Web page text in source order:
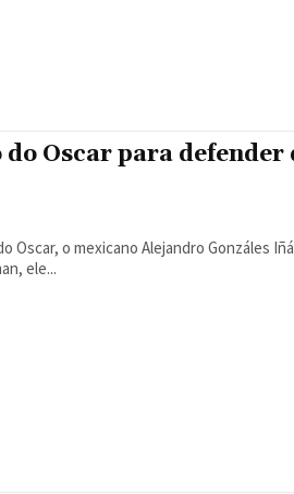
Oscar para
ele...